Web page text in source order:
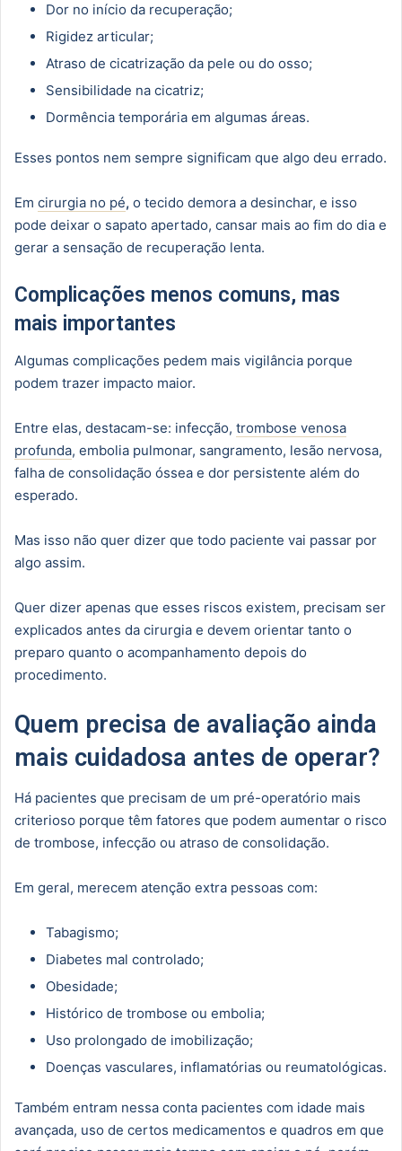
Dor no início da recuperação;
Rigidez articular;
Atraso de cicatrização da pele ou do osso;
Sensibilidade na cicatriz;
Dormência temporária em algumas áreas.
Esses pontos nem sempre significam que algo deu errado.
Em cirurgia no pé, o tecido demora a desinchar, e isso
pode deixar o sapato apertado, cansar mais ao fim do dia e
gerar a sensação de recuperação lenta.
Complicações menos comuns, mas
mais importantes
Algumas complicações pedem mais vigilância porque
podem trazer impacto maior.
Entre elas, destacam-se: infecção, trombose venosa
profunda, embolia pulmonar, sangramento, lesão nervosa,
falha de consolidação óssea e dor persistente além do
esperado.
Mas isso não quer dizer que todo paciente vai passar por
algo assim.
Quer dizer apenas que esses riscos existem, precisam ser
explicados antes da cirurgia e devem orientar tanto o
preparo quanto o acompanhamento depois do
procedimento.
Quem precisa de avaliação ainda
mais cuidadosa antes de operar?
Há pacientes que precisam de um pré-operatório mais
criterioso porque têm fatores que podem aumentar o risco
de trombose, infecção ou atraso de consolidação.
Em geral, merecem atenção extra pessoas com:
Tabagismo;
Diabetes mal controlado;
Obesidade;
Histórico de trombose ou embolia;
Uso prolongado de imobilização;
Doenças vasculares, inflamatórias ou reumatológicas.
Também entram nessa conta pacientes com idade mais
avançada, uso de certos medicamentos e quadros em que